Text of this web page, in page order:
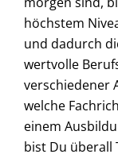
höchstem
und dadurch
wertvolle
verschiedener
welche
einem
bist Du überall